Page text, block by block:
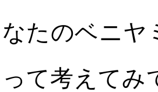
たのベニヤ
て考えてみ